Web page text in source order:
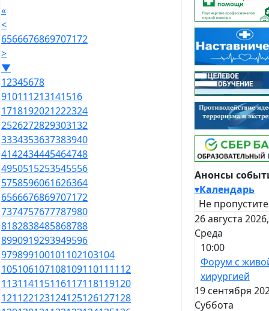
«
<
6566676869707172
>
▼
12345678
910111213141516
1718192021222324
2526272829303132
3334353637383940
4142434445464748
4950515253545556
5758596061626364
6566676869707172
7374757677787980
8182838485868788
8990919293949596
979899100101102103104
105106107108109110111112
113114115116117118119120
121122123124125126127128
Анонсы
▾Календарь
Не
26 августа 2026,
Среда
10:00
Форум с
хирургией
19 сентября
Суббота